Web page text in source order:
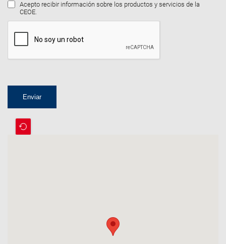
Acepto recibir información sobre los productos y servicios de la
CEOE.